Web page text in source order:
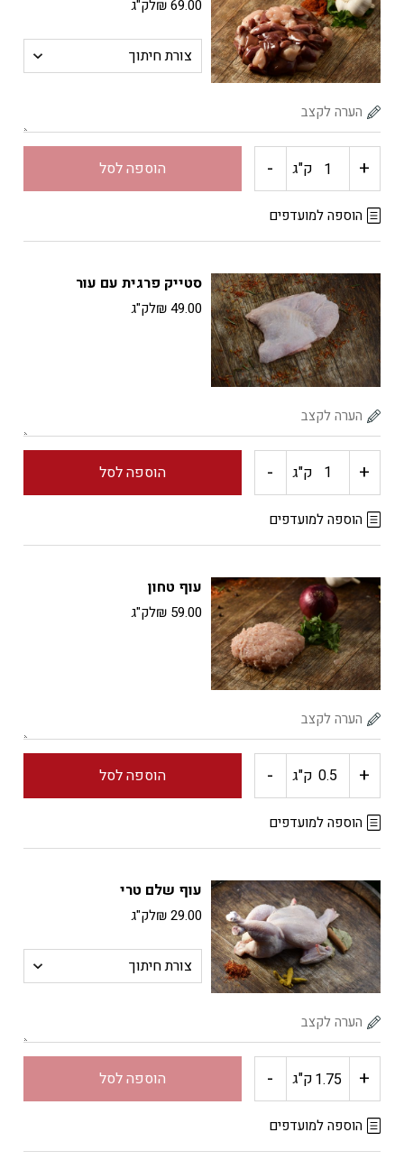
₪69.00 לק"ג
+ כמות
של
ירושלמי
ק"ג - הוספה לסל
הוספה למועדפים
סטייק פרגית עם עור
₪49.00 לק"ג
+ כמות
של
פרגית
עם
עור
ק"ג - הוספה לסל
הוספה למועדפים
עוף טחון
₪ 59.00 לק"ג
+ כמות
של
טחון
ק"ג - הוספה לסל
הוספה למועדפים
עוף שלם טרי
₪29.00 לק"ג
+ כמות
של
ק"ג - הוספה לסל
הוספה למועדפים